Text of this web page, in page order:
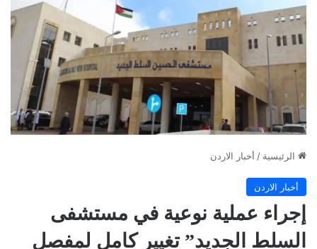
الرئيسية / أخبار الاردن
أخبار الاردن
إجراء عملية نوعية في مستشفى
السلط الجديد” تغيير كامل لمفصل